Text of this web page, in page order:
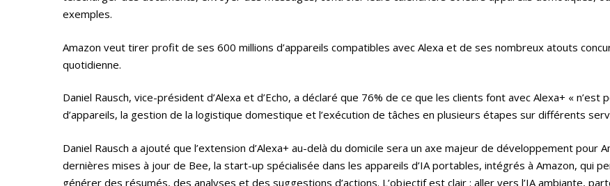
exemples.
Amazon veut tirer profit de ses 600 millions d’appareils compatibles avec Alexa et de ses nombreux atouts
quotidienne.
Daniel Rausch, vice-président d’Alexa et d’Echo, a déclaré que 76% de ce que les clients font avec Alexa+ «
d’appareils, la gestion de la logistique domestique et l’exécution de tâches en plusieurs étapes sur différents
Daniel Rausch a ajouté que l’extension d’Alexa+ au-delà du domicile sera un axe majeur de développement pour
dernières mises à jour de Bee, la start-up spécialisée dans les appareils d’IA portables, intégrés à Amazon, qui
générer des résumés, des analyses et des suggestions d’actions. L’objectif est clair : aller vers l’IA ambiante,